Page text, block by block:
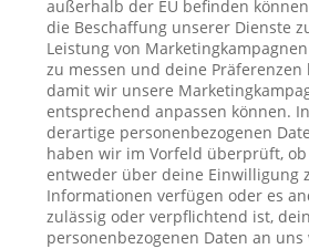
außerhalb der EU befinden
die Beschaffung unserer Dienste
Leistung von
zu messen und deine Präferenzen
damit wir unsere
entsprechend anpassen können.
derartige personenbezogenen
haben wir im Vorfeld überprüft,
entweder über deine Einwilligung
Informationen verfügen oder es
zulässig oder verpflichtend ist,
personenbezogenen Daten an